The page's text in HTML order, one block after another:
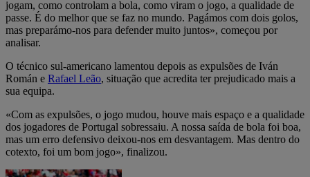
jogam, como controlam a bola, como viram o jogo, a qualidade de
passe. É do melhor que se faz no mundo. Pagámos com dois golos,
mas preparámo-nos para defender muito juntos», começou por
analisar.
O técnico sul-americano lamentou depois as expulsões de Iván
Román e Rafael Leão, situação que acredita ter prejudicado mais a
sua equipa.
«Com as expulsões, o jogo mudou, houve mais espaço e a qualidade
dos jogadores de Portugal sobressaiu. A nossa saída de bola foi boa,
mas um erro defensivo deixou-nos em desvantagem. Mas dentro do
cotexto, foi um bom jogo», finalizou.